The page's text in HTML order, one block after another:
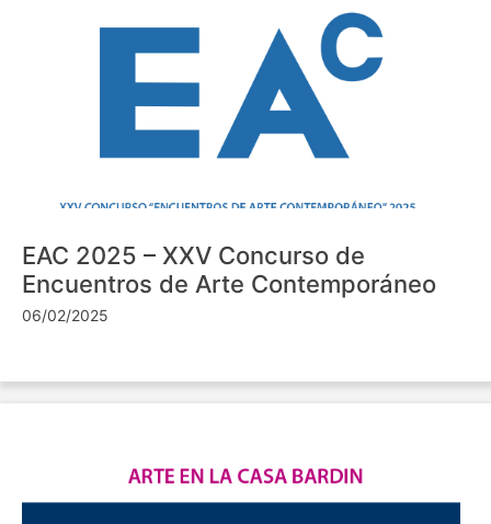
EAC 2025 – XXV Concurso de
Encuentros de Arte Contemporáneo
06/02/2025